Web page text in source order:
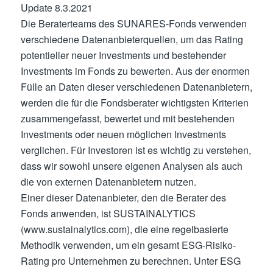
Update 8.3.2021
Die Beraterteams des SUNARES-Fonds verwenden
verschiedene Datenanbieterquellen, um das Rating
potentieller neuer Investments und bestehender
Investments im Fonds zu bewerten. Aus der enormen
Fülle an Daten dieser verschiedenen Datenanbietern,
werden die für die Fondsberater wichtigsten Kriterien
zusammengefasst, bewertet und mit bestehenden
Investments oder neuen möglichen Investments
verglichen. Für Investoren ist es wichtig zu verstehen,
dass wir sowohl unsere eigenen Analysen als auch
die von externen Datenanbietern nutzen.
Einer dieser Datenanbieter, den die Berater des
Fonds anwenden, ist SUSTAINALYTICS
(www.sustainalytics.com), die eine regelbasierte
Methodik verwenden, um ein gesamt ESG-Risiko-
Rating pro Unternehmen zu berechnen. Unter ESG